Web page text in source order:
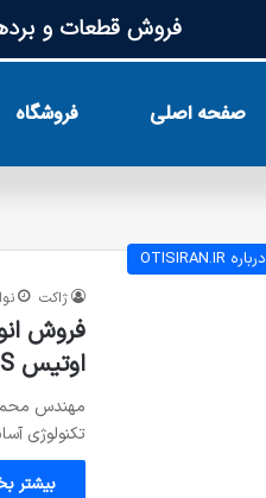
فروش قطعات و
صفحه اصلی فروشگاه
درباره OTISIRAN.IR
ژاکت
فروش
اوتیس OTIS
مهندس
تکنولوژی
بیشتر